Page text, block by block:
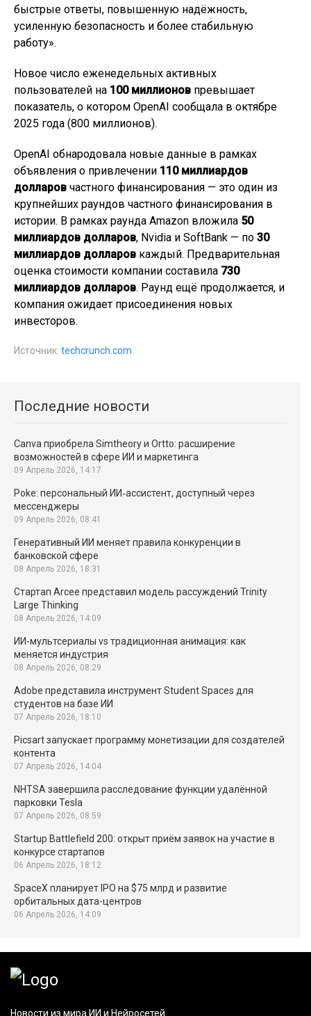
быстрые ответы, повышенную надёжность,
усиленную безопасность и более стабильную
работу».
Новое число еженедельных активных
пользователей на 100 миллионов превышает
показатель, о котором OpenAI сообщала в октябре
2025 года (800 миллионов).
OpenAI обнародовала новые данные в рамках
объявления о привлечении 110 миллиардов
долларов частного финансирования — это один из
крупнейших раундов частного финансирования в
истории. В рамках раунда Amazon вложила 50
миллиардов долларов, Nvidia и SoftBank — по 30
миллиардов долларов каждый. Предварительная
оценка стоимости компании составила 730
миллиардов долларов. Раунд ещё продолжается, и
компания ожидает присоединения новых
инвесторов.
Источник: techcrunch.com
Последние новости
Canva приобрела Simtheory и Ortto: расширение
возможностей в сфере ИИ и маркетинга
09 Апрель 2026, 14:17
Poke: персональный ИИ‑ассистент, доступный через
мессенджеры
09 Апрель 2026, 08:41
Генеративный ИИ меняет правила конкуренции в
банковской сфере
08 Апрель 2026, 18:31
Стартап Arcee представил модель рассуждений Trinity
Large Thinking
08 Апрель 2026, 14:09
ИИ-мультсериалы vs традиционная анимация: как
меняется индустрия
08 Апрель 2026, 08:29
Adobe представила инструмент Student Spaces для
студентов на базе ИИ
07 Апрель 2026, 18:10
Picsart запускает программу монетизации для создателей
контента
07 Апрель 2026, 14:04
NHTSA завершила расследование функции удалённой
парковки Tesla
07 Апрель 2026, 08:59
Startup Battlefield 200: открыт приём заявок на участие в
конкурсе стартапов
06 Апрель 2026, 18:12
SpaceX планирует IPO на $75 млрд и развитие
орбитальных дата-центров
06 Апрель 2026, 14:09
Новости из мира ИИ и Нейросетей.